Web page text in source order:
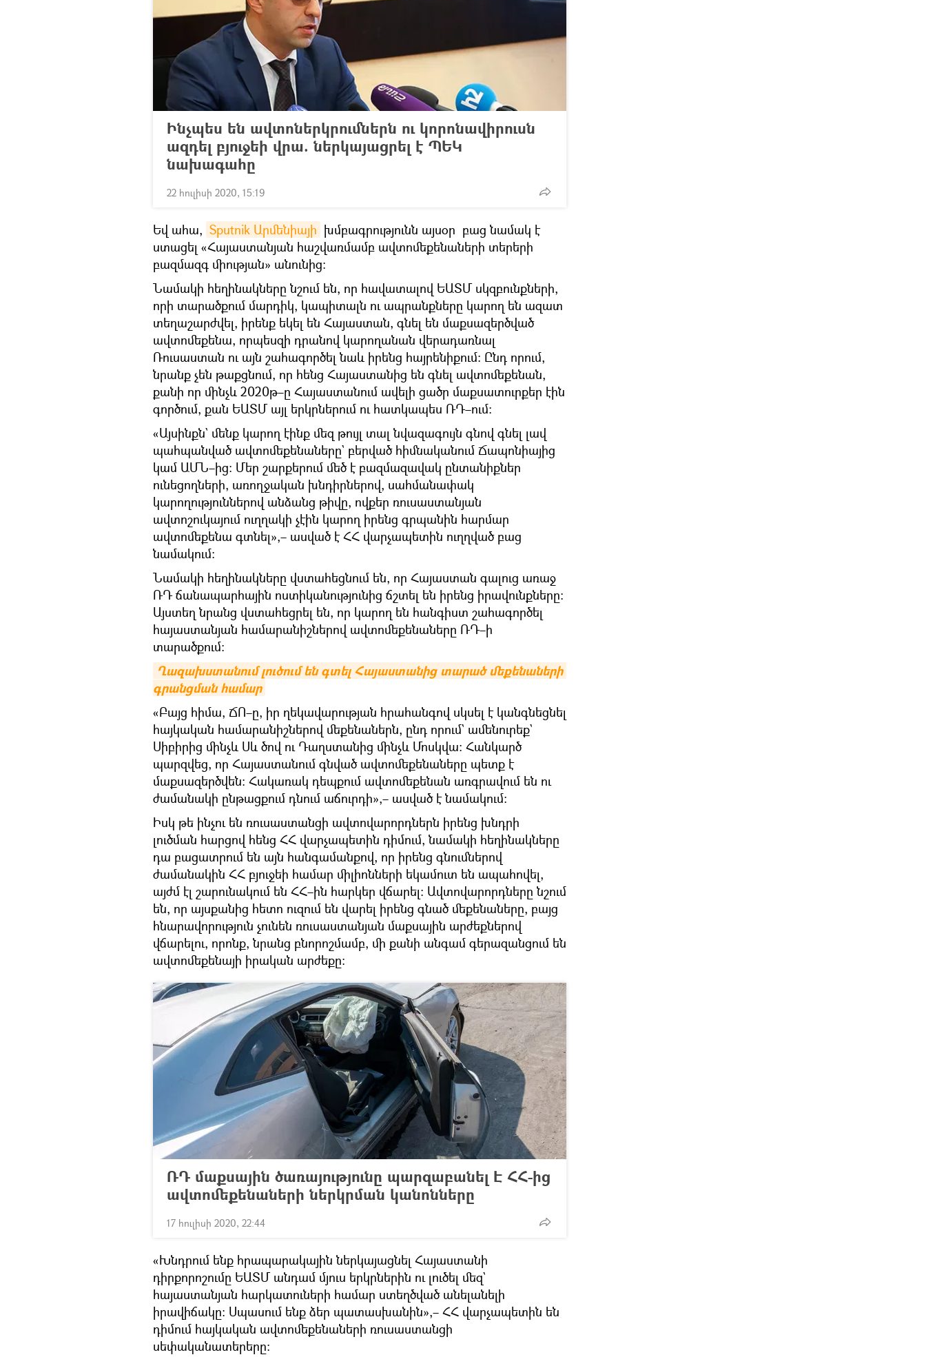
Ինչպես են ավտոներկրումներն ու կորոնավիրուսն
ազդել բյուջեի վրա. ներկայացրել է ՊԵԿ
նախագահը
22 հուլիսի 2020, 15:19
Եվ ահա, Sputnik Արմենիայի խմբագրությունն այսօր բաց նամակ է
ստացել «Հայաստանյան հաշվառմամբ ավտոմեքենաների տերերի
բազմազգ միության» անունից։
Նամակի հեղինակները նշում են, որ հավատալով ԵԱՏՄ սկզբունքների,
որի տարածքում մարդիկ, կապիտալն ու ապրանքները կարող են ազատ
տեղաշարժվել, իրենք եկել են Հայաստան, գնել են մաքսազերծված
ավտոմեքենա, որպեսզի դրանով կարողանան վերադառնալ
Ռուսաստան ու այն շահագործել նաև իրենց հայրենիքում։ Ընդ որում,
նրանք չեն թաքցնում, որ հենց Հայաստանից են գնել ավտոմեքենան,
քանի որ մինչև 2020թ–ը Հայաստանում ավելի ցածր մաքսատուրքեր էին
գործում, քան ԵԱՏՄ այլ երկրներում ու հատկապես ՌԴ–ում։
«Այսինքն` մենք կարող էինք մեզ թույլ տալ նվազագույն գնով գնել լավ
պահպանված ավտոմեքենաները` բերված հիմնականում Ճապոնիայից
կամ ԱՄՆ–ից։ Մեր շարքերում մեծ է բազմազավակ ընտանիքներ
ունեցողների, առողջական խնդիրներով, սահմանափակ
կարողություններով անձանց թիվը, ովքեր ռուսաստանյան
ավտոշուկայում ուղղակի չէին կարող իրենց գրպանին հարմար
ավտոմեքենա գտնել»,– ասված է ՀՀ վարչապետին ուղղված բաց
նամակում։
Նամակի հեղինակները վստահեցնում են, որ Հայաստան գալուց առաջ
ՌԴ ճանապարհային ոստիկանությունից ճշտել են իրենց իրավունքները։
Այստեղ նրանց վստահեցրել են, որ կարող են հանգիստ շահագործել
հայաստանյան համարանիշներով ավտոմեքենաները ՌԴ–ի
տարածքում։
Ղազախստանում լուծում են գտել Հայաստանից տարած մեքենաների
գրանցման համար
«Բայց հիմա, ՃՈ–ը, իր ղեկավարության հրահանգով սկսել է կանգնեցնել
հայկական համարանիշներով մեքենաներն, ընդ որում` ամենուրեք`
Սիբիրից մինչև Սև ծով ու Դաղստանից մինչև Մոսկվա։ Հանկարծ
պարզվեց, որ Հայաստանում գնված ավտոմեքենաները պետք է
մաքսազերծվեն։ Հակառակ դեպքում ավտոմեքենան առգրավում են ու
ժամանակի ընթացքում դնում աճուրդի»,– ասված է նամակում։
Իսկ թե ինչու են ռուսաստանցի ավտովարորդներն իրենց խնդրի
լուծման հարցով հենց ՀՀ վարչապետին դիմում, նամակի հեղինակները
դա բացատրում են այն հանգամանքով, որ իրենց գնումներով
ժամանակին ՀՀ բյուջեի համար միլիոնների եկամուտ են ապահովել,
այժմ էլ շարունակում են ՀՀ–ին հարկեր վճարել։ Ավտովարորդները նշում
են, որ այսքանից հետո ուզում են վարել իրենց գնած մեքենաները, բայց
հնարավորություն չունեն ռուսաստանյան մաքսային արժեքներով
վճարելու, որոնք, նրանց բնորոշմամբ, մի քանի անգամ գերազանցում են
ավտոմեքենայի իրական արժեքը։
ՌԴ մաքսային ծառայությունը պարզաբանել Է ՀՀ-ից
ավտոմեքենաների ներկրման կանոնները
17 հուլիսի 2020, 22:44
«Խնդրում ենք հրապարակային ներկայացնել Հայաստանի
դիրքորոշումը ԵԱՏՄ անդամ մյուս երկրներին ու լուծել մեզ`
հայաստանյան հարկատուների համար ստեղծված անելանելի
իրավիճակը։ Սպասում ենք ձեր պատասխանին»,– ՀՀ վարչապետին են
դիմում հայկական ավտոմեքենաների ռուսաստանցի
սեփականատերերը։